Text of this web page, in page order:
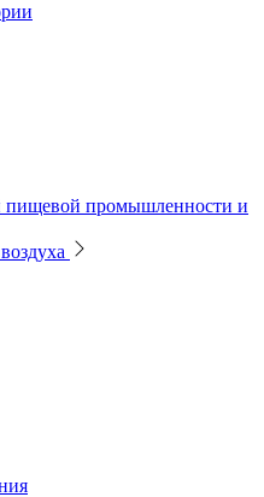
воздуха